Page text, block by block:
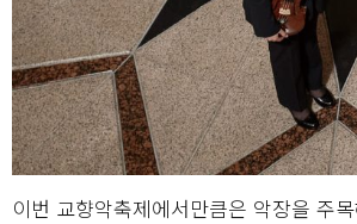
이번 교향악축제에서만큼은 악장을 주